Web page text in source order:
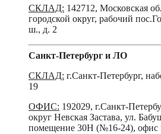
СКЛАД: 142712, Московская
городской округ, рабочий
ш., д. 2
Санкт-Петербург и ЛО
СКЛАД: г.Санкт-Петербург,
19
ОФИС: 192029, г.Санкт-
округ Невская Застава, ул.
помещение 30Н (№16-24), офис